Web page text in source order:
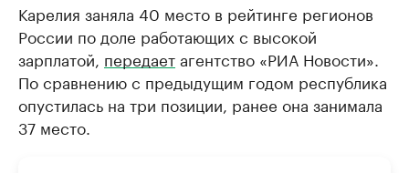
Карелия заняла 40 место в рейтинге регионов
России по доле работающих с высокой
зарплатой, передаетагентство «РИА Новости».
По сравнению с предыдущим годом республика
опустилась на три позиции, ранее она занимала
37 место.